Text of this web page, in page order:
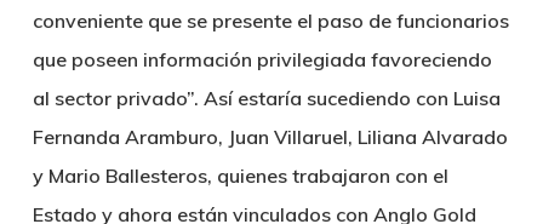
conveniente que se presente el paso de funcionarios
que poseen información privilegiada favoreciendo
al sector privado”. Así estaría sucediendo con Luisa
Fernanda Aramburo, Juan Villaruel, Liliana Alvarado
y Mario Ballesteros, quienes trabajaron con el
Estado y ahora están vinculados con Anglo Gold